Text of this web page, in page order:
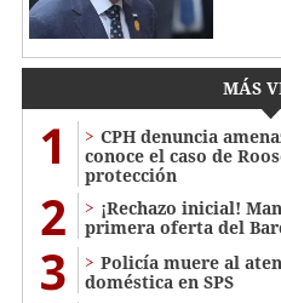
MÁS
1
CPH denuncia
conoce el caso de
protección
2
¡Rechazo inicial!
primera oferta del
3
Policía muere al
doméstica en SPS